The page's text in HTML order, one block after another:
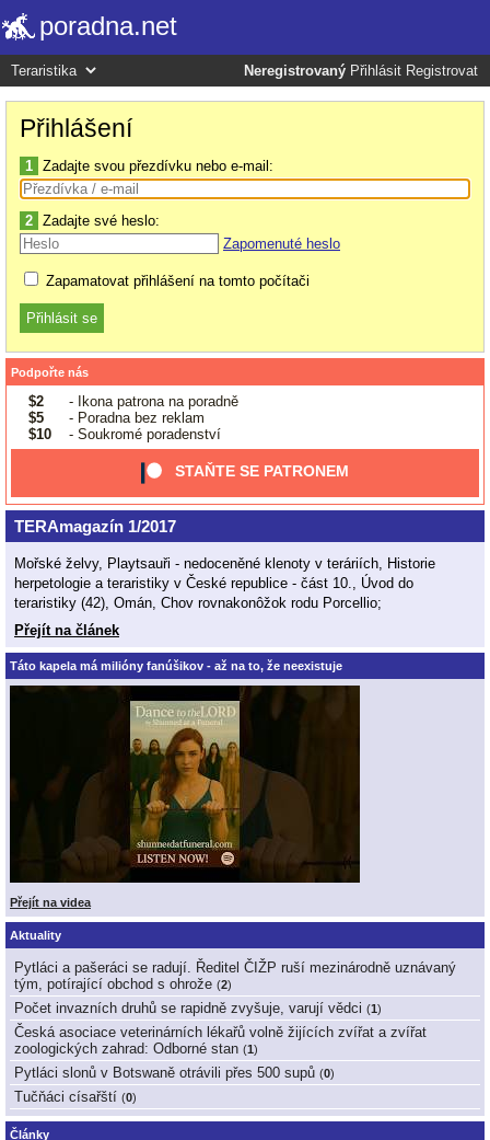
poradna.net
Neregistrovaný Přihlásit Registrovat
Přihlášení
1 Zadajte svou přezdívku nebo e-mail:
2 Zadajte své heslo:
Zapomenuté heslo
Zapamatovat přihlášení na tomto počítači
Podpořte nás
$2
- Ikona patrona na poradně
$5
- Poradna bez reklam
$10
- Soukromé poradenství
STAŇTE SE PATRONEM
TERAmagazín 1/2017
Mořské želvy, Playtsauři - nedoceněné klenoty v teráriích, Historie
herpetologie a teraristiky v České republice - část 10., Úvod do
teraristiky (42), Omán, Chov rovnakonôžok rodu Porcellio;
Přejít na článek
Táto kapela má milióny fanúšikov - až na to, že neexistuje
Přejít na videa
Aktuality
Pytláci a pašeráci se radují. Ředitel ČIŽP ruší mezinárodně uznávaný
tým, potírající obchod s ohrože (2)
Počet invazních druhů se rapidně zvyšuje, varují vědci (1)
Česká asociace veterinárních lékařů volně žijících zvířat a zvířat
zoologických zahrad: Odborné stan (1)
Pytláci slonů v Botswaně otrávili přes 500 supů (0)
Tučňáci císařští (0)
Články